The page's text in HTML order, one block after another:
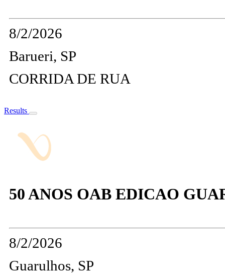
8/2/2026
Barueri, SP
CORRIDA DE RUA
Results
50 ANOS OAB EDICAO
8/2/2026
Guarulhos, SP